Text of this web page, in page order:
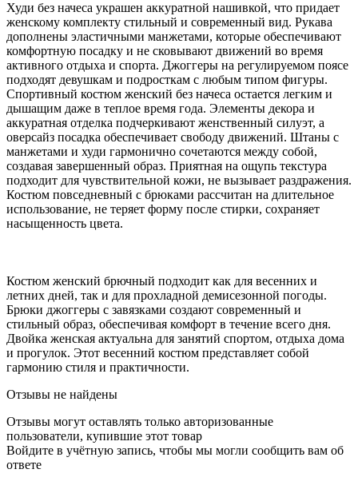
Худи без начеса украшен аккуратной нашивкой, что придает
женскому комплекту стильный и современный вид. Рукава
дополнены эластичными манжетами, которые обеспечивают
комфортную посадку и не сковывают движений во время
активного отдыха и спорта. Джоггеры на регулируемом поясе
подходят девушкам и подросткам с любым типом фигуры.
Спортивный костюм женский без начеса остается легким и
дышащим даже в теплое время года. Элементы декора и
аккуратная отделка подчеркивают женственный силуэт, а
оверсайз посадка обеспечивает свободу движений. Штаны с
манжетами и худи гармонично сочетаются между собой,
создавая завершенный образ. Приятная на ощупь текстура
подходит для чувствительной кожи, не вызывает раздражения.
Костюм повседневный с брюками рассчитан на длительное
использование, не теряет форму после стирки, сохраняет
насыщенность цвета.
Костюм женский брючный подходит как для весенних и
летних дней, так и для прохладной демисезонной погоды.
Брюки джоггеры с завязками создают современный и
стильный образ, обеспечивая комфорт в течение всего дня.
Двойка женская актуальна для занятий спортом, отдыха дома
и прогулок. Этот весенний костюм представляет собой
гармонию стиля и практичности.
Отзывы не найдены
Отзывы могут оставлять только авторизованные
пользователи, купившие этот товар
Войдите в учётную запись, чтобы мы могли сообщить вам об
ответе